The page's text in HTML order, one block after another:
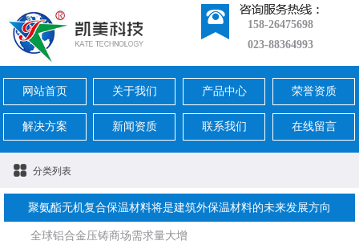
158-26475698
023-88364993
网站首页 关于我们 产品中心 荣誉资质
解决方案 新闻资质 联系我们 在线留言
分类列表
聚氨酯无机复合保温材料将是建筑外保温材料的未来发展方向
全球铝合金压铸商场需求量大增